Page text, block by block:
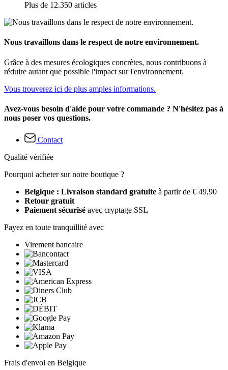
Plus de 12.350 articles
Nous travaillons dans le respect de notre environnement.
Grâce à des mesures écologiques concrètes, nous contribuons à
réduire autant que possible l'impact sur l'environnement.
Vous trouverez ici de plus amples informations.
Avez-vous besoin d'aide pour votre commande ? N'hésitez pas à
nous poser vos questions.
Contact
Qualité vérifiée
Pourquoi acheter sur notre boutique ?
Belgique : Livraison standard gratuite à partir de € 49,90
Retour gratuit
Paiement sécurisé avec cryptage SSL
Payez en toute tranquillité avec
Virement bancaire
Frais d'envoi en Belgique